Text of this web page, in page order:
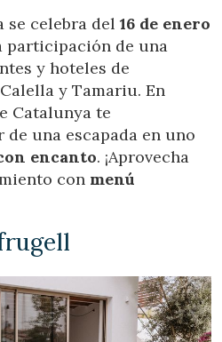
se celebra del 16 de enero
participación de una
y hoteles de
y Tamariu. En
Catalunya te
una escapada en uno
encanto. ¡Aprovecha
con menú